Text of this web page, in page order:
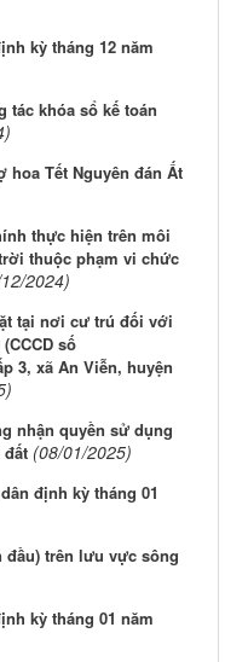
kỳ tháng 12 năm
tác khóa sổ kế toán
hoa Tết Nguyên đán Ất
thực hiện trên môi
thuộc phạm vi chức
2024)
tại nơi cư trú đối với
số
3, xã An Viễn, huyện
nhận quyền sử dụng
(08/01/2025)
định kỳ tháng 01
trên lưu vực sông
kỳ tháng 01 năm